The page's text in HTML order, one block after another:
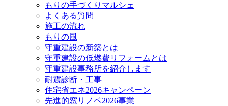
もりの手づくりマルシェ
よくある質問
施工の流れ
もりの風
守重建設の新築とは
守重建設の低燃費リフォームとは
守重建設事務所を紹介します
耐震診断・工事
住宅省エネ2026キャンペーン
先進的窓リノベ2026事業